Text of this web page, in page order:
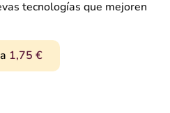
tecnologías que mejoren
1,75€